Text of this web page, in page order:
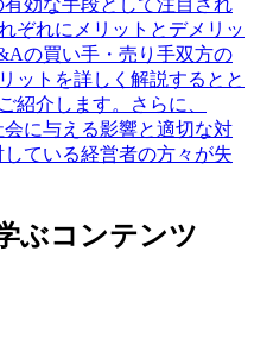
効な手段として注目され
ぞれにメリットとデメリッ
の買い手・売り手双方の
ットを詳しく解説するとと
紹介します。さらに、
に与える影響と適切な対
ている経営者の方々が失
ぶコンテンツ